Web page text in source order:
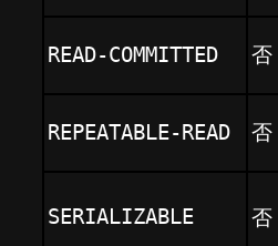
READ-COMMITTED 否
REPEATABLE-READ 否
SERIALIZABLE 否